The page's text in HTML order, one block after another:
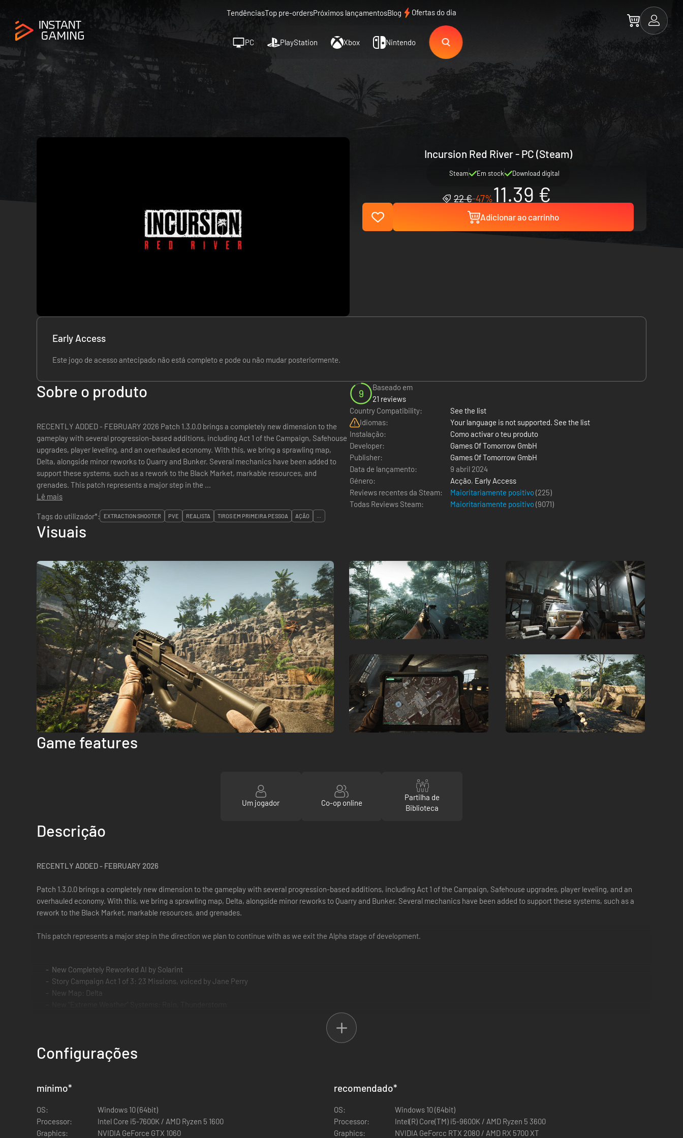
TendênciasTop pre-ordersPróximos lançamentosBlog Ofertas do dia
PC PlayStation Xbox Nintendo
Incursion Red River - PC (Steam)
Steam Em stock Download digital
22 €-47%11.39 €
Adicionar ao carrinho
Early Access
Este jogo de acesso antecipado não está completo e pode ou não mudar posteriormente.
Sobre o produto
RECENTLY ADDED - FEBRUARY 2026 Patch 1.3.0.0 brings a completely new dimension to the
gameplay with several progression-based additions, including Act 1 of the Campaign, Safehouse
upgrades, player leveling, and an overhauled economy. With this, we bring a sprawling map,
Delta, alongside minor reworks to Quarry and Bunker. Several mechanics have been added to
support these systems, such as a rework to the Black Market, markable resources, and
grenades. This patch represents a major step in the ...
Lê mais
9
Baseado em
21 reviews
Country Compatibility:
See the list
Idiomas:
Your language is not supported. See the list
Instalação:
Como activar o teu produto
Developer:
Games Of Tomorrow GmbH
Publisher:
Games Of Tomorrow GmbH
Data de lançamento:
9 abril 2024
Género:
Acção, Early Access
Reviews recentes da Steam:
Maioritariamente positivo(225)
Todas Reviews Steam:
Maioritariamente positivo(9071)
Tags do utilizador*:
EXTRACTION SHOOTER PVE REALISTA TIROS EM PRIMEIRA PESSOA AÇÃO ...
Visuais
Game features
Um jogador Co-op online
Partilha de
Biblioteca
Descrição
RECENTLY ADDED - FEBRUARY 2026
Patch 1.3.0.0 brings a completely new dimension to the gameplay with several progression-based additions, including Act 1 of the Campaign, Safehouse upgrades, player leveling, and an
overhauled economy. With this, we bring a sprawling map, Delta, alongside minor reworks to Quarry and Bunker. Several mechanics have been added to support these systems, such as a
rework to the Black Market, markable resources, and grenades.
This patch represents a major step in the direction we plan to continue with as we exit the Alpha stage of development.
New Completely Reworked AI by Solarint
Story Campaign Act 1 of 3: 23 Missions, voiced by Jane Perry
New Map: Delta
New Loose Loot
New In-Game VOIP System with realistic occlusion
New Voice Lines: IGC and VLF factions
New Steam achievements
New Resource system
New Repair system
Configurações
mínimo*
OS:
Windows 10 (64bit)
Processor:
Intel Core i5-7600K / AMD Ryzen 5 1600
Graphics:
NVIDIA GeForce GTX 1060
recomendado*
OS:
Windows 10 (64bit)
Processor:
Intel(R) Core(TM) i5-9600K / AMD Ryzen 5 3600
Graphics:
NVIDIA GeForcc RTX 2080 / AMD RX 5700 XT